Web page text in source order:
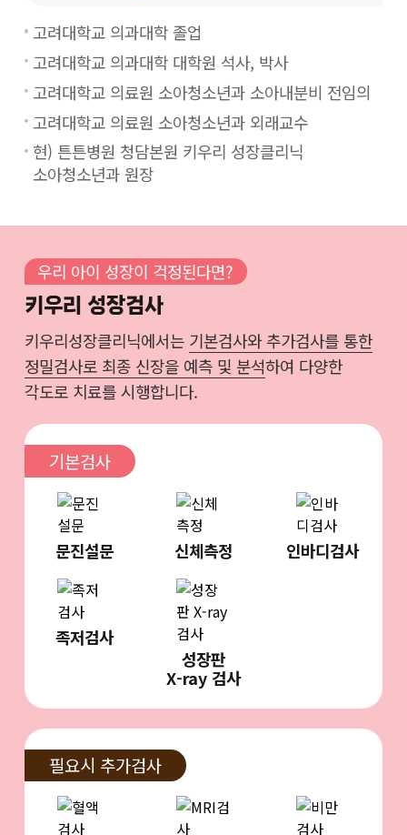
고려대학교 의과대학 졸업
고려대학교 의과대학 대학원 석사, 박사
고려대학교 의료원 소아청소년과 소아내분비 전임의
고려대학교 의료원 소아청소년과 외래교수
현) 튼튼병원 청담본원 키우리 성장클리닉
소아청소년과 원장
우리 아이 성장이 걱정된다면?
키우리 성장검사
키우리성장클리닉에서는 기본검사와 추가검사를 통한
정밀검사로 최종 신장을 예측 및 분석하여 다양한
각도로 치료를 시행합니다.
기본검사
문진설문 신체측정 인바디검사
족저검사
성장판
X-ray 검사
필요시 추가검사